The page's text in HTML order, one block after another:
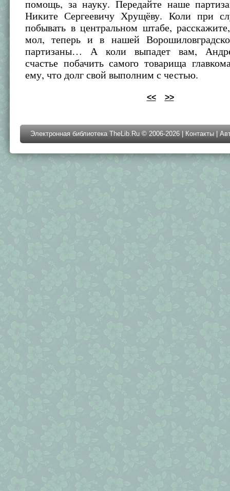
помощь, за науку. Передайте наше
Никите Сергеевичу Хрущёву. Коли при
побывать в центральном штабе,
мол, теперь и в нашей
партизаны… А коли выпадет вам,
счастье побачить самого товарища
ему, что долг свой выполним с честью.
<< >>
Электронная библиотека TheLib.Ru © 2006-2026 | Контакты |